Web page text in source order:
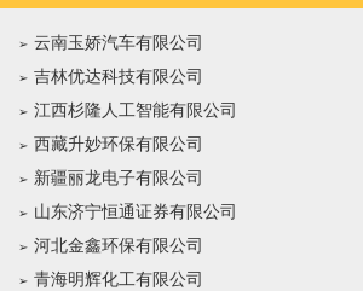
云南玉娇汽车有限公司
吉林优达科技有限公司
江西杉隆人工智能有限公司
西藏升妙环保有限公司
新疆丽龙电子有限公司
山东济宁恒通证券有限公司
河北金鑫环保有限公司
青海明辉化工有限公司